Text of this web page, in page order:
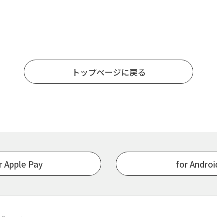
トップページに戻る
Apple Pay for